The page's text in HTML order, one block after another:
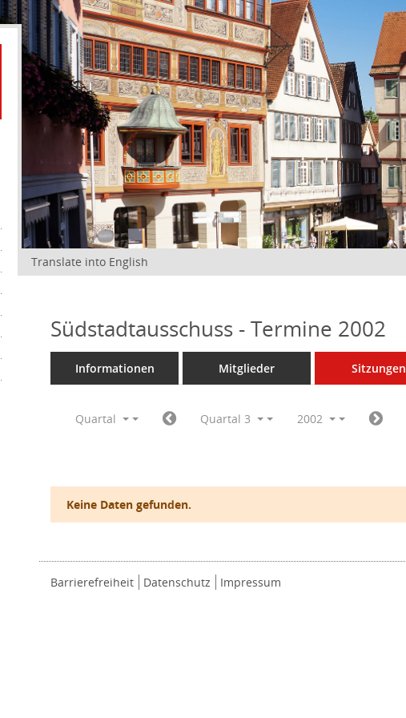
Translate into English
Südstadtausschuss - Termine 2002
Informationen Mitglieder Sitzungen
Quartal Quartal 3 2002
Keine Daten gefunden.
Barrierefreiheit Datenschutz Impressum